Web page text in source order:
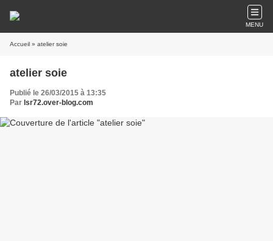
MENU
Accueil » atelier soie
atelier soie
Publié le 26/03/2015 à 13:35
Par lsr72.over-blog.com